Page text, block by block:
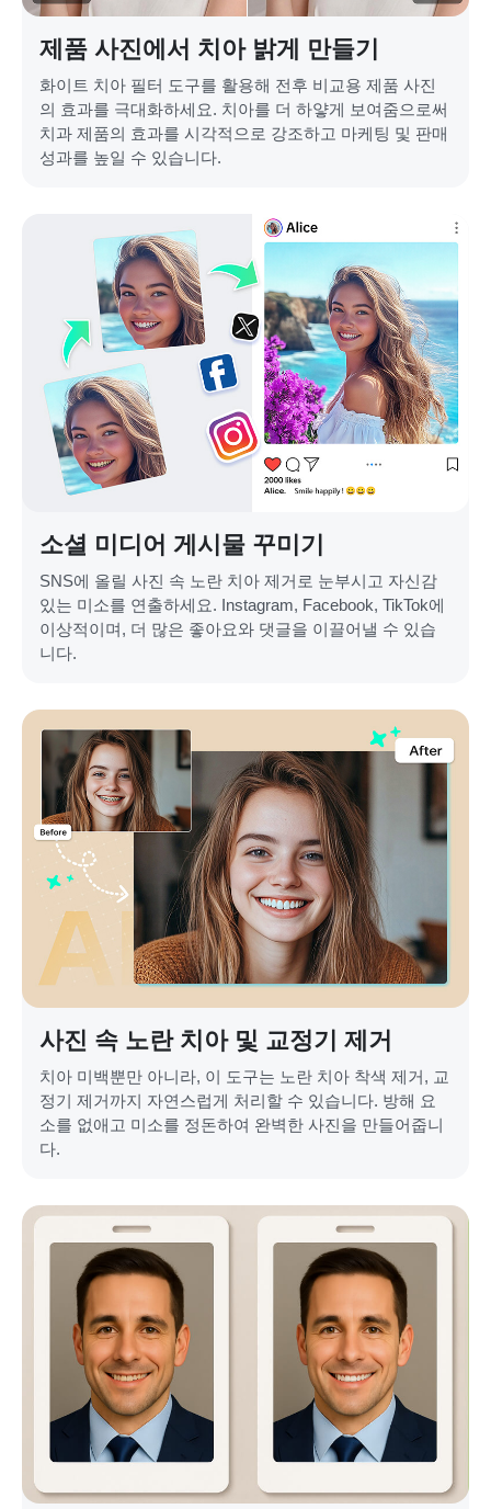
제품 사진에서 치아 밝게 만들기
화이트 치아 필터 도구를 활용해 전후 비교용 제품 사진
의 효과를 극대화하세요. 치아를 더 하얗게 보여줌으로써
치과 제품의 효과를 시각적으로 강조하고 마케팅 및 판매
성과를 높일 수 있습니다.
소셜 미디어 게시물 꾸미기
SNS에 올릴 사진 속 노란 치아 제거로 눈부시고 자신감
있는 미소를 연출하세요. Instagram, Facebook, TikTok에
이상적이며, 더 많은 좋아요와 댓글을 이끌어낼 수 있습
니다.
사진 속 노란 치아 및 교정기 제거
치아 미백뿐만 아니라, 이 도구는 노란 치아 착색 제거, 교
정기 제거까지 자연스럽게 처리할 수 있습니다. 방해 요
소를 없애고 미소를 정돈하여 완벽한 사진을 만들어줍니
다.